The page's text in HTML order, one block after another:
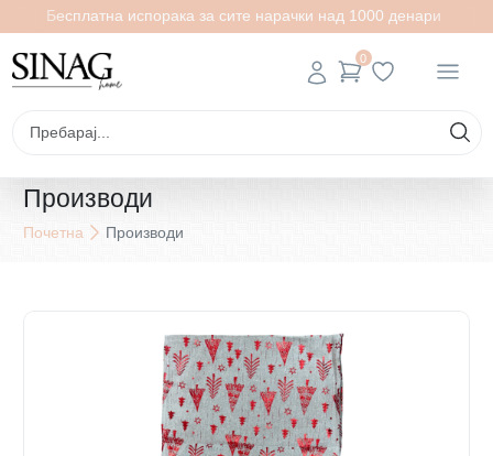
Бесплатна испорака за сите нарачки над 1000 денари
0
Производи
Почетна Производи